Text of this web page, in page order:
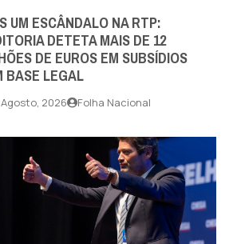
UM ESCÂNDALO NA RTP:
DETETA MAIS DE 12
DE EUROS EM SUBSÍDIOS
BASE LEGAL
2026 Folha Nacional